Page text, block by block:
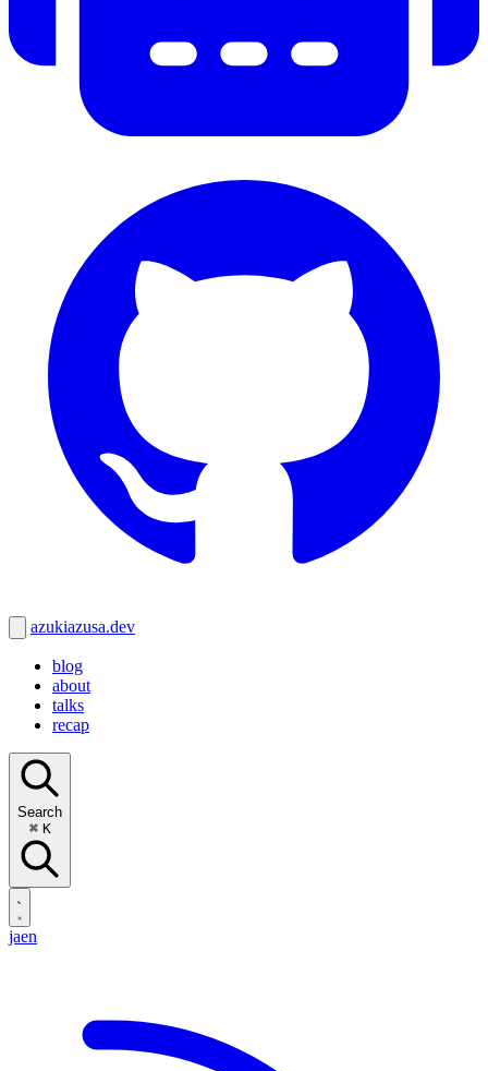
azukiazusa.dev
blog
about
talks
recap
Search
⌘ K
jaen